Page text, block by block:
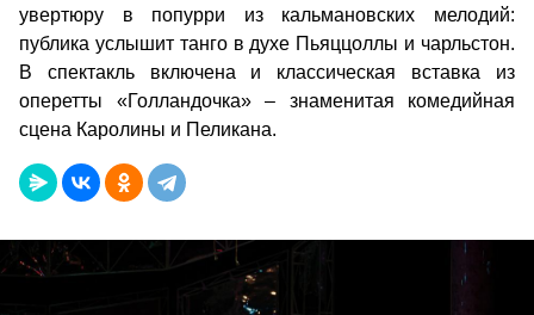
увертюру в попурри из кальмановских мелодий:
публика услышит танго в духе Пьяццоллы и чарльстон.
В спектакль включена и классическая вставка из
оперетты «Голландочка» – знаменитая комедийная
сцена Каролины и Пеликана.